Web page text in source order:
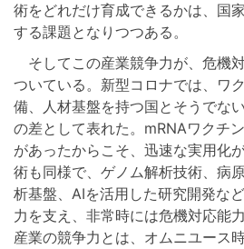
術をどれだけ育成できるかは、国
する課題となりつつある。
そしてこの産業競争力が、危機
ついている。新型コロナでは、ワ
備、人材基盤を持つ国とそうでな
の差として表れた。mRNAワクチ
があったからこそ、迅速な実用化
術も同様で、ゲノム解析技術、病
析基盤、AIを活用した研究開発な
力を支え、非常時には危機対応能
産業の競争力とは、オムニユース